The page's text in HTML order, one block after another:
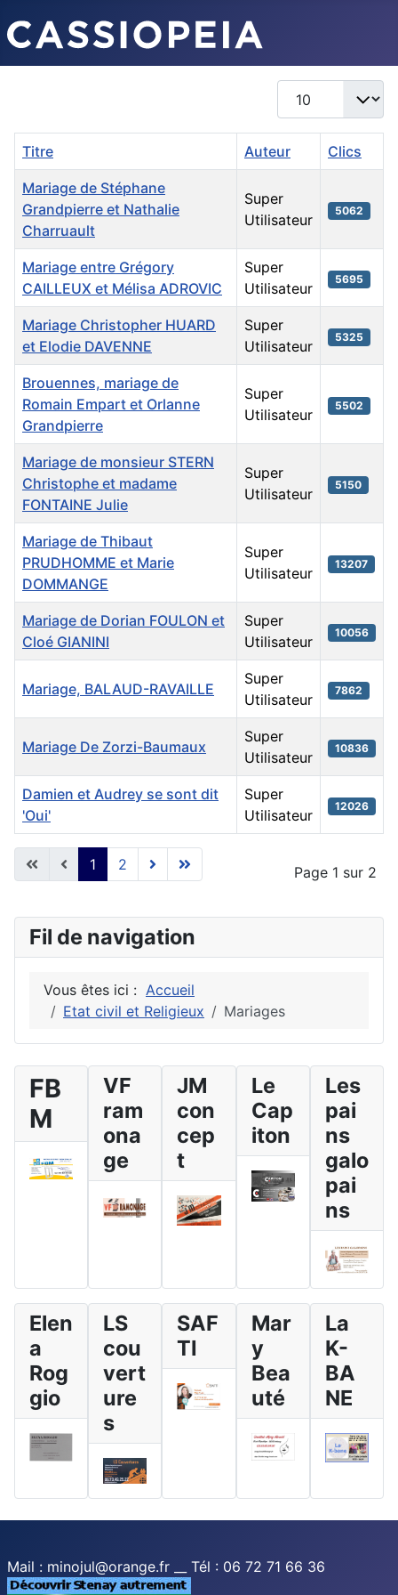
Fil de navigation
Vous êtes ici : Accueil
Etat civil et Religieux
Mariages
Afficher #
Articles
Titre Auteur Clics
Mariage de Stéphane
Grandpierre et Nathalie
Charruault
Super
Utilisateur
5062
Mariage entre Grégory
CAILLEUX et Mélisa ADROVIC
Super
Utilisateur
5695
Mariage Christopher HUARD
et Elodie DAVENNE
Super
Utilisateur
5325
Brouennes, mariage de
Romain Empart et Orlanne
Grandpierre
Super
Utilisateur
5502
Mariage de monsieur STERN
Christophe et madame
FONTAINE Julie
Super
Utilisateur
5150
Mariage de Thibaut
PRUDHOMME et Marie
DOMMANGE
Super
Utilisateur
13207
Mariage de Dorian FOULON et
Cloé GIANINI
Super
Utilisateur
10056
Mariage, BALAUD-RAVAILLE
Super
Utilisateur
7862
Mariage De Zorzi-Baumaux
Super
Utilisateur
10836
Damien et Audrey se sont dit
'Oui'
Super
Utilisateur
12026
Page 1 sur 2
1 2
FB
M
VF
ram
ona
ge
JM
con
cep
t
Le
Cap
iton
Les
pai
ns
galo
pai
ns
Elen
a
Rog
gio
LS
cou
vert
ure
s
SAF
TI
Mar
y
Bea
uté
La
K-
BA
NE
Mail : minojul@orange.fr __ Tél : 06 72 71 66 36